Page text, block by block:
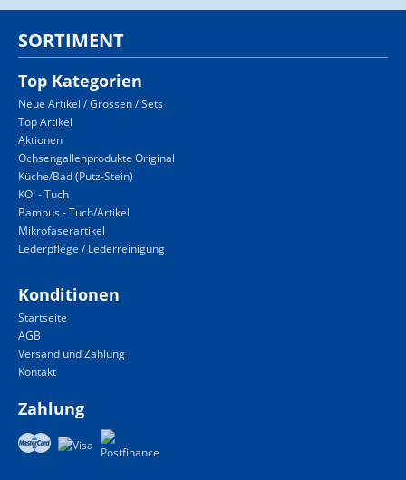
SORTIMENT
Top Kategorien
Neue Artikel / Grössen / Sets
Top Artikel
Aktionen
Ochsengallenprodukte Original
Küche/Bad (Putz-Stein)
KOI - Tuch
Bambus - Tuch/Artikel
Mikrofaserartikel
Lederpflege / Lederreinigung
Konditionen
Startseite
AGB
Versand und Zahlung
Kontakt
Zahlung